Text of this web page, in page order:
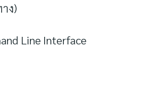
ง)
Line Interface